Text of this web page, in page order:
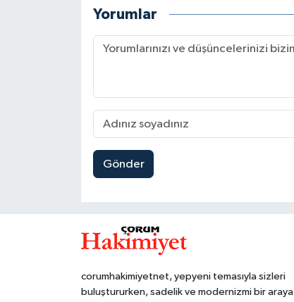
Yorumlar
Gönder
corumhakimiyetnet, yepyeni temasıyla sizleri
buluştururken, sadelik ve modernizmi bir araya